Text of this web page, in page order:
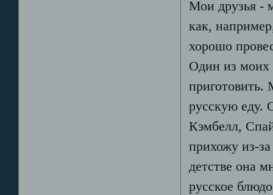
Мои друзья -
как,
хорошо
Один из моих
русскую еду.
Кэмбелл,
прихожу из-
детстве она
русское